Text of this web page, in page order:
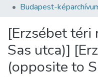
Statistics
About us
Budapest-
[Erzsébet téri
Sas utca)]
(opposite to